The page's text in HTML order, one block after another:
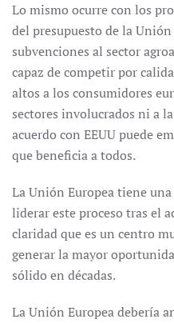
Lo mismo ocurre con los
del presupuesto de la
subvenciones al sector
capaz de competir por
altos a los consumidores
sectores involucrados ni a
acuerdo con EEUU puede
que beneficia a todos.
La Unión Europea tiene
liderar este proceso tras el
claridad que es un centro
generar la mayor
sólido en décadas.
La Unión Europea debería